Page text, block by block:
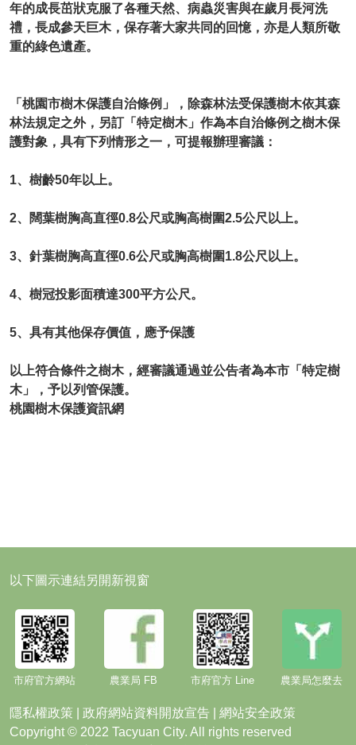
年的成長茁狀克服了各種天然、病蟲災害與在歲月長河洗
禮，長成參天巨木，保存著大家共同的回憶，亦是人類所敬
重的綠色遺產。
「桃園市樹木保護自治條例」，除森林法受保護樹木依其森
林法規定之外，另訂「特定樹木」作為本自治條例之樹木保
護對象，具有下列情形之一，可提報辦理審議：
1、樹齡50年以上。
2、闊葉樹胸高直徑0.8公尺或胸高樹圍2.5公尺以上。
3、針葉樹胸高直徑0.6公尺或胸高樹圍1.8公尺以上。
4、樹冠投影面積達300平方公尺。
5、具有其他保存價值，應予保護
以上符合條件之樹木，經審議通過並公告者為本市「特定樹
木」，予以列管保護。
桃園樹木保護資訊網
以下圖示連結另開新視窗
市府官方網站 農業局 FB 市府官方 Line 農業局怎麼去
隱私權政策 政府網站資料開放宣告
網站安全政策
Copyright © 2022 Tacyuan City. All rights reserved